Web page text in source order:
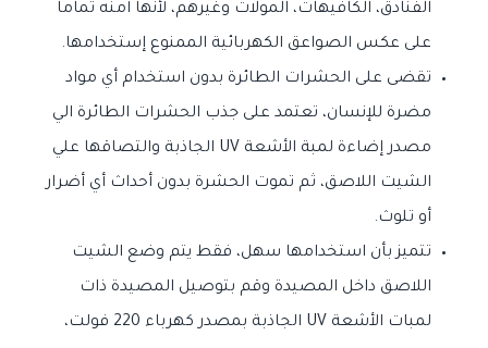
الفنادق، الكافيهات، المولات وغيرهم، لأنها آمنه تماماً
على عكس الصواعق الكهربائية الممنوع إستخدامها.
تقضى على الحشرات الطائرة بدون استخدام أي مواد
مضرة للإنسان، تعتمد على جذب الحشرات الطائرة الي
مصدر إضاءة لمبة الأشعة UV الجاذبة والتصاقها علي
الشيت اللاصق، ثم تموت الحشرة بدون أحداث أي أضرار
أو تلوث.
تتميز بأن استخدامها سهل، فقط يتم وضع الشيت
اللاصق داخل المصيدة وقم بتوصيل المصيدة ذات
لمبات الأشعة UV الجاذبة بمصدر كهرباء 220 فولت،